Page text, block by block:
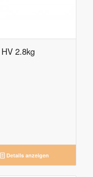
2.8kg
Details anzeigen